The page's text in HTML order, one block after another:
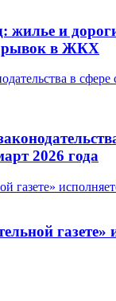
жилье и
рывок в ЖКХ
в сфере
2026 года
газете»
газете»